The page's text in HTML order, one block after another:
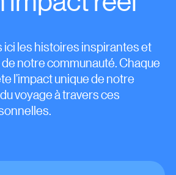
ici les histoires inspirantes et
notre communauté. Chaque
l’impact unique de notre
voyage à travers ces